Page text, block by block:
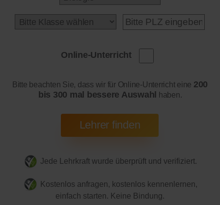
Online-Unterricht
Bitte beachten Sie, dass wir für Online-Unterricht eine 200
bis 300 mal bessere Auswahl haben.
Jede Lehrkraft wurde überprüft und verifiziert.
Kostenlos anfragen, kostenlos kennenlernen,
einfach starten. Keine Bindung.